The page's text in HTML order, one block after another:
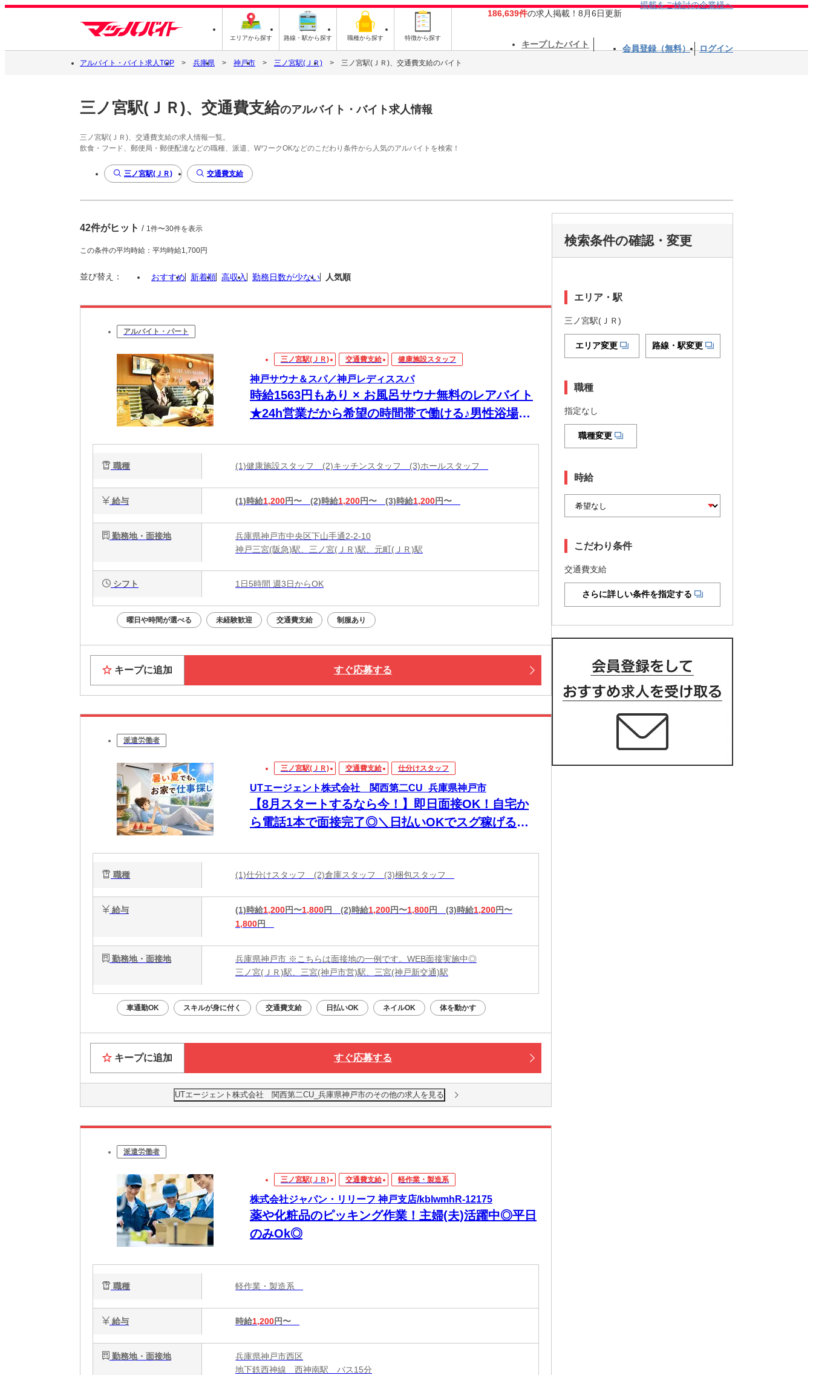
エリアから探す 路線・駅から探す 職種から探す 特徴から探す
186,639件の求人掲載！8月6日更新
掲載をご検討の企業様へ
キープしたバイト 会員登録（無料） ログイン
アルバイト・バイト求人TOP 兵庫県 神戸市 三ノ宮駅(ＪＲ) 三ノ宮駅(ＪＲ)、交通費支給のバイト
三ノ宮駅(ＪＲ)、交通費支給のアルバイト・バイト求人情報
三ノ宮駅(ＪＲ)、交通費支給の求人情報一覧。
飲食・フード、郵便局・郵便配達などの職種、派遣、WワークOKなどのこだわり条件から人気のアルバイトを検索！
三ノ宮駅(ＪＲ) 交通費支給
42件がヒット / 1件〜30件を表示
この条件の平均時給：平均時給1,700円
並び替え： おすすめ 新着順 高収入 勤務日数が少ない 人気順
アルバイト・パート
三ノ宮駅(ＪＲ) 交通費支給 健康施設スタッフ
神戸サウナ＆スパ／神戸レディススパ
時給1563円もあり × お風呂サウナ無料のレアバイト
★24h営業だから希望の時間帯で働ける♪男性浴場・
職種 (1)健康施設スタッフ (2)キッチンスタッフ (3)ホールスタッフ
給与 (1)時給1,200円〜 (2)時給1,200円〜 (3)時給1,200円〜
勤務地・面接地
兵庫県神戸市中央区下山手通2-2-10
神戸三宮(阪急)駅、三ノ宮(ＪＲ)駅、元町(ＪＲ)駅
シフト 1日5時間 週3日からOK
曜日や時間が選べる 未経験歓迎 交通費支給 制服あり
キープに追加 すぐ応募する
派遣労働者
三ノ宮駅(ＪＲ) 交通費支給 仕分けスタッフ
UTエージェント株式会社 関西第二CU_兵庫県神戸市
【8月スタートするなら今！】即日面接OK！自宅か
ら電話1本で面接完了◎＼日払いOKでスグ稼げる／
職種 (1)仕分けスタッフ (2)倉庫スタッフ (3)梱包スタッフ
給与 (1)時給1,200円〜1,800円 (2)時給1,200円〜1,800円 (3)時給1,200円〜
1,800円
勤務地・面接地
兵庫県神戸市 ※こちらは面接地の一例です。WEB面接実施中◎
三ノ宮(ＪＲ)駅、三宮(神戸市営)駅、三宮(神戸新交通)駅
車通勤OK スキルが身に付く 交通費支給 日払いOK ネイルOK 体を動かす
キープに追加 すぐ応募する
UTエージェント株式会社 関西第二CU_兵庫県神戸市のその他の求人を見る
派遣労働者
三ノ宮駅(ＪＲ) 交通費支給 軽作業・製造系
株式会社ジャパン・リリーフ 神戸支店/kblwmhR-12175
薬や化粧品のピッキング作業！主婦(夫)活躍中◎平日
のみOk◎
職種 軽作業・製造系
給与 時給1,200円〜
勤務地・面接地
兵庫県神戸市西区
地下鉄西神線 西神南駅 バス15分
検索条件の確認・変更
エリア・駅
三ノ宮駅(ＪＲ)
エリア変更 路線・駅変更
職種
指定なし
職種変更
時給
こだわり条件
交通費支給
さらに詳しい条件を指定する